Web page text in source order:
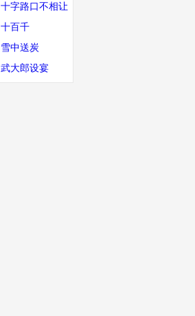
十字路口不相让
十百千
雪中送炭
武大郎设宴